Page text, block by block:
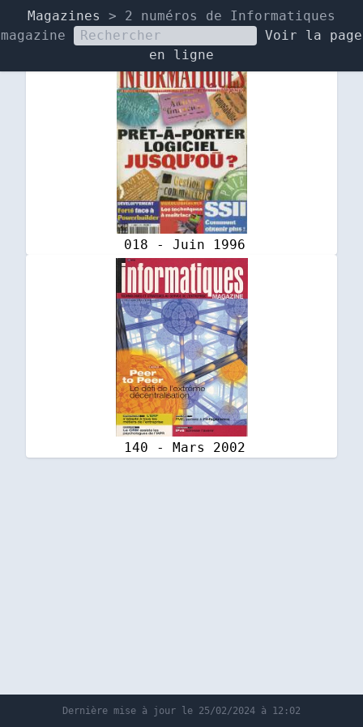
Magazines
> 2 numéros de Informatiques
magazine
Voir la page
en ligne
018 - Juin 1996
140 - Mars 2002
Dernière mise à jour le 25/02/2024 à 12:02